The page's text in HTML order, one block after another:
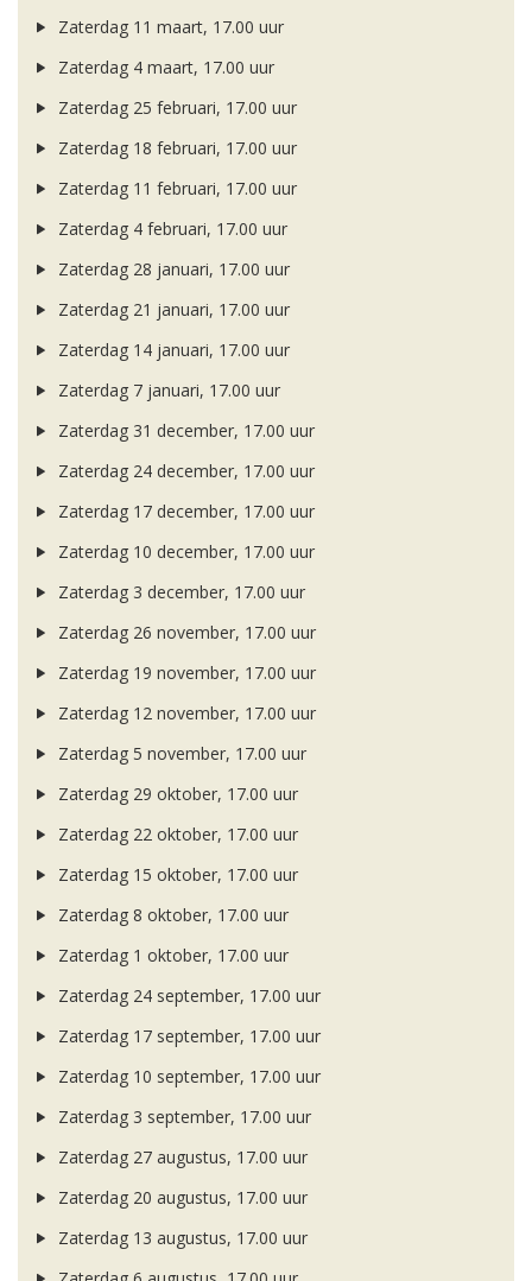
Zaterdag 11 maart, 17.00 uur
Zaterdag 4 maart, 17.00 uur
Zaterdag 25 februari, 17.00 uur
Zaterdag 18 februari, 17.00 uur
Zaterdag 11 februari, 17.00 uur
Zaterdag 4 februari, 17.00 uur
Zaterdag 28 januari, 17.00 uur
Zaterdag 21 januari, 17.00 uur
Zaterdag 14 januari, 17.00 uur
Zaterdag 7 januari, 17.00 uur
Zaterdag 31 december, 17.00 uur
Zaterdag 24 december, 17.00 uur
Zaterdag 17 december, 17.00 uur
Zaterdag 10 december, 17.00 uur
Zaterdag 3 december, 17.00 uur
Zaterdag 26 november, 17.00 uur
Zaterdag 19 november, 17.00 uur
Zaterdag 12 november, 17.00 uur
Zaterdag 5 november, 17.00 uur
Zaterdag 29 oktober, 17.00 uur
Zaterdag 22 oktober, 17.00 uur
Zaterdag 15 oktober, 17.00 uur
Zaterdag 8 oktober, 17.00 uur
Zaterdag 1 oktober, 17.00 uur
Zaterdag 24 september, 17.00 uur
Zaterdag 17 september, 17.00 uur
Zaterdag 10 september, 17.00 uur
Zaterdag 3 september, 17.00 uur
Zaterdag 27 augustus, 17.00 uur
Zaterdag 20 augustus, 17.00 uur
Zaterdag 13 augustus, 17.00 uur